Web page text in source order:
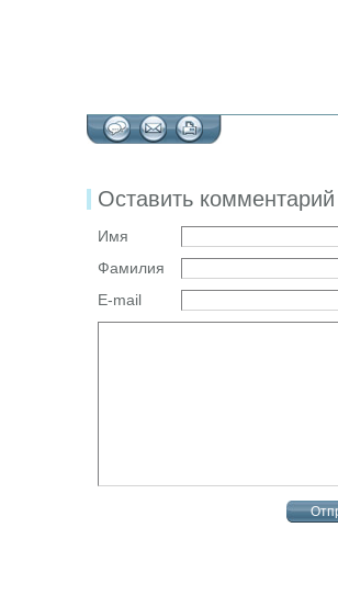
Оставить комментарий
Имя
Фамилия
E-mail